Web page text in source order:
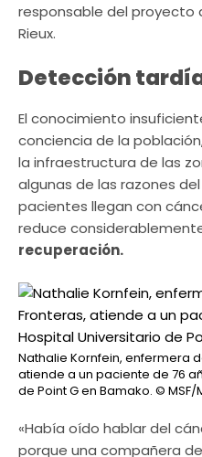
responsable del proyecto
Rieux.
Detección
El conocimiento
conciencia de la
la infraestructura de las
algunas de las razones del
pacientes llegan con
reduce
recuperación.
Nathalie Kornfein, enfermera
atiende a un paciente de 76
de Point G en Bamako. ©
«Había oído hablar del
porque una compañera